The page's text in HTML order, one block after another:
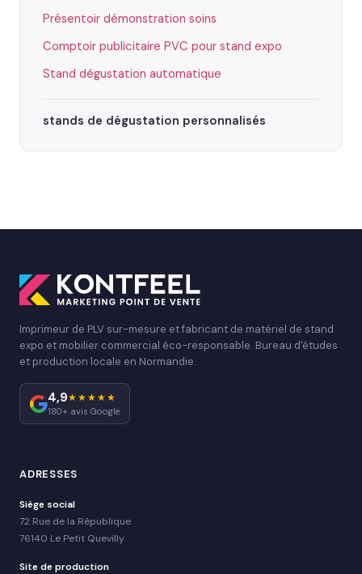
Présentoir démonstration soins
Comptoir publicitaire PVC pour stand expo
Stand dégustation automatique
stands de dégustation personnalisés
Imprimeur de PLV sur-mesure et fabricant de matériel de stand
expo et mobilier commercial éco-responsable. Bureau d'études
et production locale en Normandie.
4,9★★★★★
180+ avis Google
ADRESSES
Siège social
72 Rue de la République
76140 Le Petit Quevilly
Site de production